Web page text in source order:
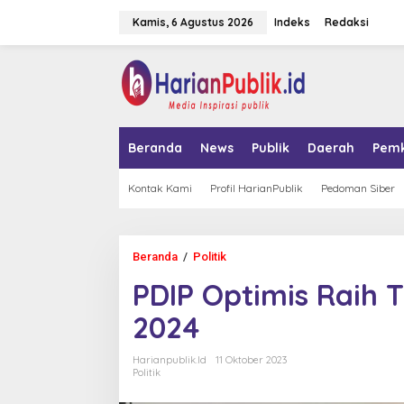
Kamis, 6 Agustus 2026 Indeks Redaksi
Beranda News Publik Daerah
Kontak Kami Profil HarianPublik Pedoman Siber
Beranda / Politik
I
P
t
PDIP Optimis Raih
2024
Harianpublik.id
11 Oktober 2023
Politik